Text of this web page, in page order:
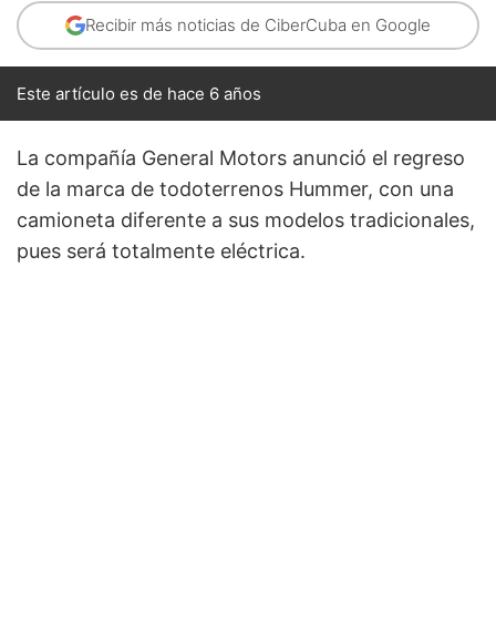
Recibir más noticias de CiberCuba en Google
Este artículo es de hace 6 años
La compañía General Motors anunció el regreso
de la marca de todoterrenos Hummer, con una
camioneta diferente a sus modelos tradicionales,
pues será totalmente eléctrica.